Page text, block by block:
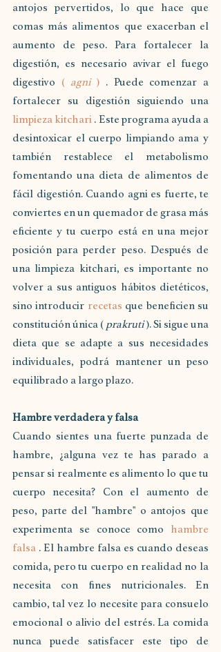
antojos pervertidos, lo que hace que
comas más alimentos que exacerban el
aumento de peso. Para fortalecer la
digestión, es necesario avivar el fuego
digestivo ( agni ) . Puede comenzar a
limpieza kitchari . Este programa ayuda a
desintoxicar el cuerpo limpiando ama y
también restablece el metabolismo
fomentando una dieta de alimentos de
fácil digestión. Cuando agni es fuerte, te
conviertes en un quemador de grasa más
eficiente y tu cuerpo está en una mejor
posición para perder peso. Después de
una limpieza kitchari, es importante no
volver a sus antiguos hábitos dietéticos,
sino introducir recetas que beneficien su
constitución única ( prakruti ). Si sigue una
dieta que se adapte a sus necesidades
individuales, podrá mantener un peso
equilibrado a largo plazo.
Hambre verdadera y falsa
Cuando sientes una fuerte punzada de
hambre, ¿alguna vez te has parado a
pensar si realmente es alimento lo que tu
cuerpo necesita? Con el aumento de
peso, parte del "hambre" o antojos que
experimenta se conoce como hambre
falsa . El hambre falsa es cuando deseas
comida, pero tu cuerpo en realidad no la
necesita con fines nutricionales. En
cambio, tal vez lo necesite para consuelo
emocional o alivio del estrés. La comida
nunca puede satisfacer este tipo de